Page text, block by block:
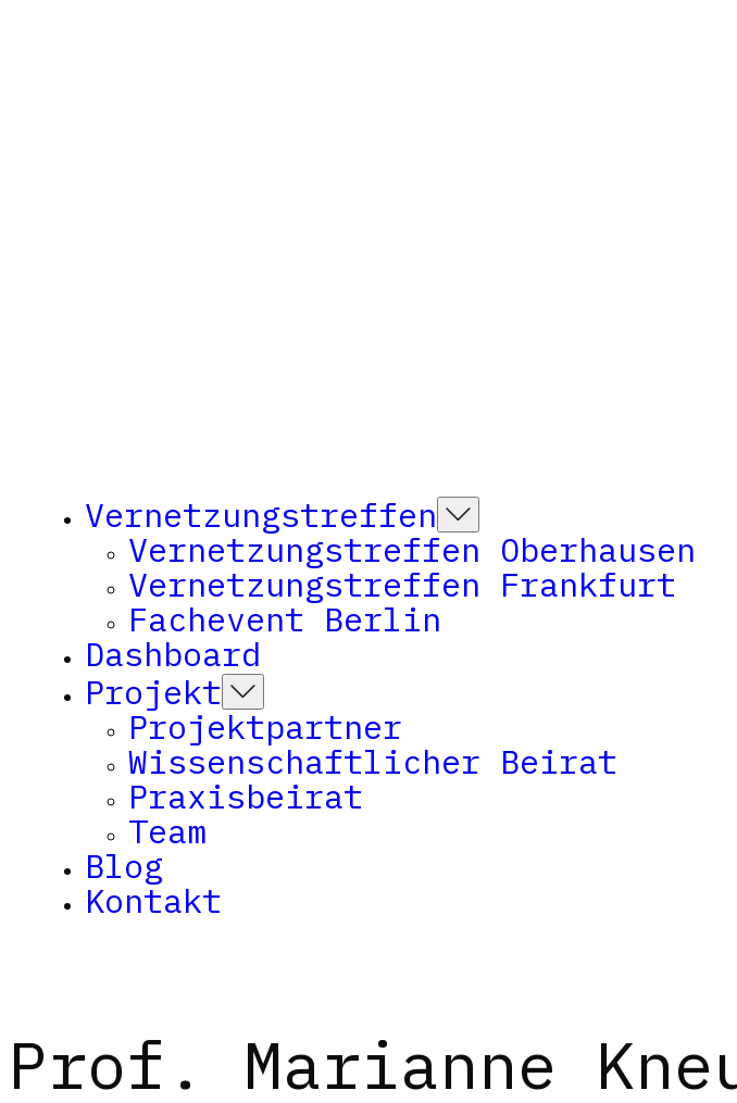
Vernetzungstreffen
Vernetzungstreffen Oberhausen
Vernetzungstreffen Frankfurt
Fachevent Berlin
Dashboard
Projekt
Projektpartner
Wissenschaftlicher Beirat
Praxisbeirat
Team
Blog
Kontakt
Prof. Marianne